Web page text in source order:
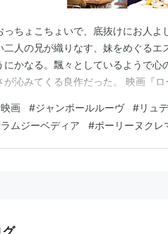
っちょこちょいで、底抜けにお人
二人の兄が織りなす、妹をめぐる
にかなる。飄々としているようで
が沁みてくる良作だった。 映画『
映画 #ジャンポールルーヴ #リュ
ラムジーベディア #ポーリーヌクレ